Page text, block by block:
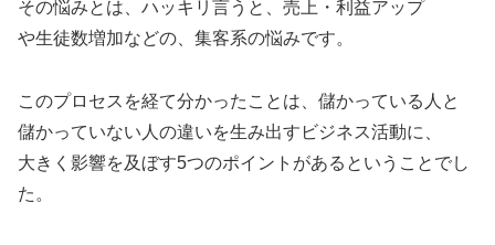
その悩みとは、ハッキリ言うと、売上・利益アップ
や生徒数増加などの、集客系の悩みです。
このプロセスを経て分かったことは、儲かっている人と
儲かっていない人の違いを生み出すビジネス活動に、
大きく影響を及ぼす5つのポイントがあるということでし
た。